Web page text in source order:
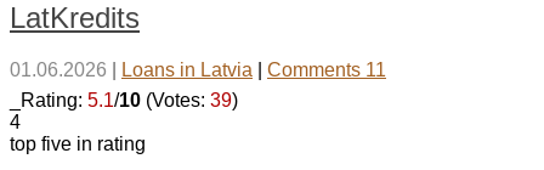
LatKredits
01.06.2026 Loans in Latvia
Comments 11
_Rating: 5.1/10 (Votes: 39)
4
top five in rating